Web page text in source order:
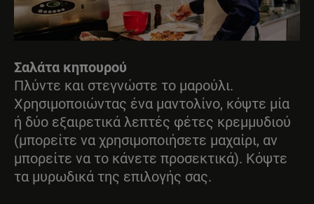
Σαλάτα κηπουρού
Πλύντε και στεγνώστε το μαρούλι.
Χρησιμοποιώντας ένα μαντολίνο, κόψτε μία
ή δύο εξαιρετικά λεπτές φέτες κρεμμυδιού
(μπορείτε να χρησιμοποιήσετε μαχαίρι, αν
μπορείτε να το κάνετε προσεκτικά). Κόψτε
τα μυρωδικά της επιλογής σας.